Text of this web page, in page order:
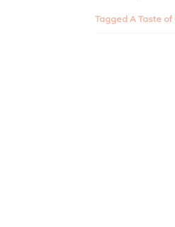
TaggedA Taste of